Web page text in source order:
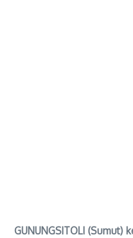
GUNUNGSITOLI (Sumut)